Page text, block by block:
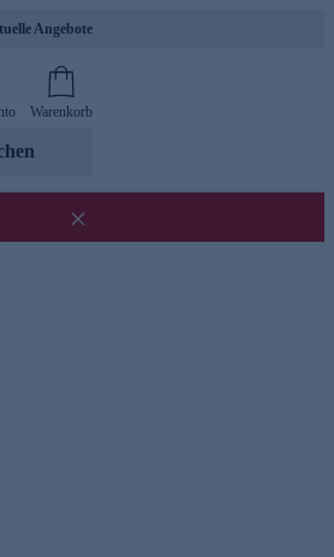
Angebote
Warenkorb